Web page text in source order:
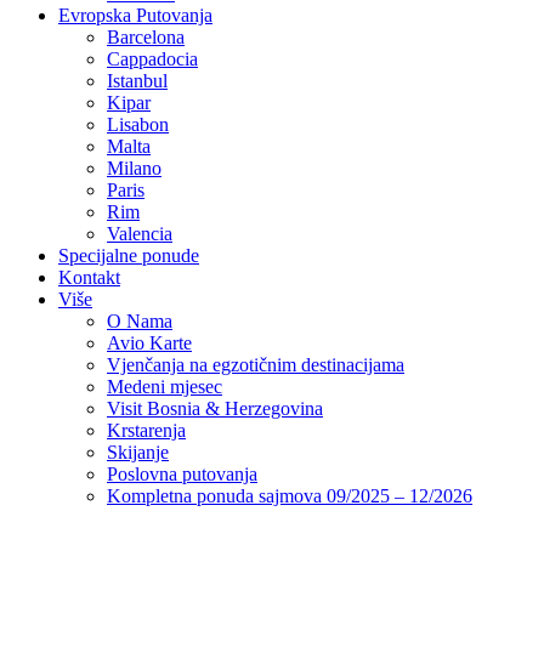
Evropska Putovanja
Barcelona
Cappadocia
Istanbul
Kipar
Lisabon
Malta
Milano
Paris
Rim
Valencia
Specijalne ponude
Kontakt
Više
O Nama
Avio Karte
Vjenčanja na egzotičnim destinacijama
Medeni mjesec
Visit Bosnia & Herzegovina
Krstarenja
Skijanje
Poslovna putovanja
Kompletna ponuda sajmova 09/2025 – 12/2026